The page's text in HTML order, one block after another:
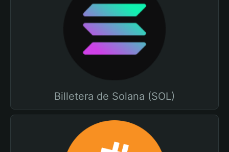
Billetera de Solana (SOL)